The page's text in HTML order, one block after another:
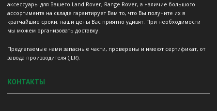
аксессуары для Вашего Land Rover, Range Rover, а наличие большого
ассортимента на складе гарантирует Вам то, что Вы получите их в
кратчайшие сроки, наши цены Вас приятно удивят. При необходимости
мы можем организовать доставку.
Предлагаемые нами запасные части, проверены и имеют сертификат, от
завода производителя (JLR).
КОНТАКТЫ